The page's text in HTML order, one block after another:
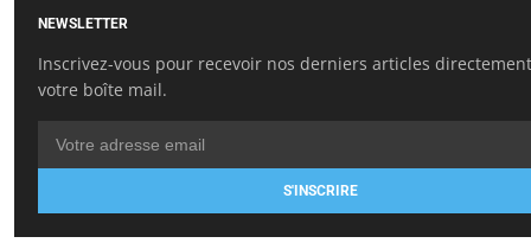
NEWSLETTER
Inscrivez-vous pour recevoir nos derniers articles
votre boîte mail.
S'INSCRIRE